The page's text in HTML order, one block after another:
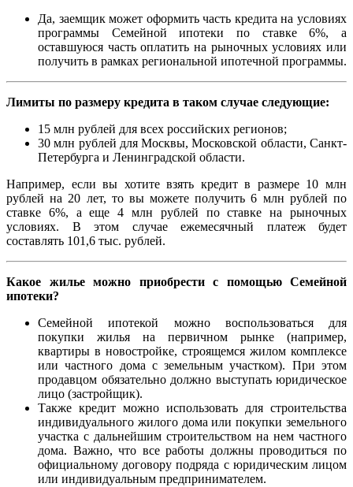
Да, заемщик может оформить часть кредита на условиях
программы Семейной ипотеки по ставке 6%, а
оставшуюся часть оплатить на рыночных условиях или
получить в рамках региональной ипотечной программы.
Лимиты по размеру кредита в таком случае следующие:
15 млн рублей для всех российских регионов;
30 млн рублей для Москвы, Московской области, Санкт-
Петербурга и Ленинградской области.
Например, если вы хотите взять кредит в размере 10 млн
рублей на 20 лет, то вы можете получить 6 млн рублей по
ставке 6%, а еще 4 млн рублей по ставке на рыночных
условиях. В этом случае ежемесячный платеж будет
составлять 101,6 тыс. рублей.
Какое жилье можно приобрести с помощью Семейной
ипотеки?
Семейной ипотекой можно воспользоваться для
покупки жилья на первичном рынке (например,
квартиры в новостройке, строящемся жилом комплексе
или частного дома с земельным участком). При этом
продавцом обязательно должно выступать юридическое
лицо (застройщик).
Также кредит можно использовать для строительства
индивидуального жилого дома или покупки земельного
участка с дальнейшим строительством на нем частного
дома. Важно, что все работы должны проводиться по
официальному договору подряда с юридическим лицом
или индивидуальным предпринимателем.